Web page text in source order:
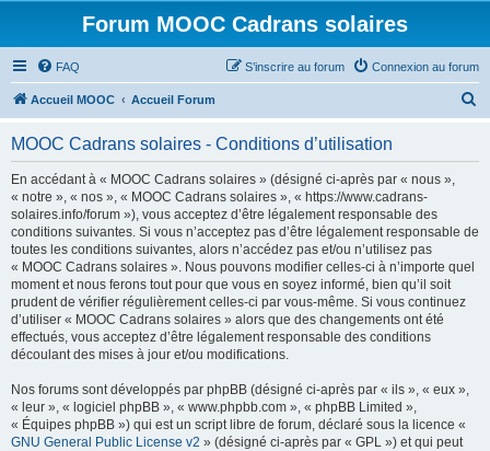
Forum MOOC Cadrans solaires
FAQ Connexion au forum
S’inscrire au forum
Accueil MOOC Accueil Forum
MOOC Cadrans solaires - Conditions d’utilisation
En accédant à « MOOC Cadrans solaires » (désigné ci-après par « nous »,
« notre », « nos », « MOOC Cadrans solaires », « https://www.cadrans-
solaires.info/forum »), vous acceptez d’être légalement responsable des
conditions suivantes. Si vous n’acceptez pas d’être légalement responsable de
toutes les conditions suivantes, alors n’accédez pas et/ou n’utilisez pas
« MOOC Cadrans solaires ». Nous pouvons modifier celles-ci à n’importe quel
moment et nous ferons tout pour que vous en soyez informé, bien qu’il soit
prudent de vérifier régulièrement celles-ci par vous-même. Si vous continuez
d’utiliser « MOOC Cadrans solaires » alors que des changements ont été
effectués, vous acceptez d’être légalement responsable des conditions
découlant des mises à jour et/ou modifications.
Nos forums sont développés par phpBB (désigné ci-après par « ils », « eux »,
« leur », « logiciel phpBB », « www.phpbb.com », « phpBB Limited »,
« Équipes phpBB ») qui est un script libre de forum, déclaré sous la licence «
GNU General Public License v2 » (désigné ci-après par « GPL ») et qui peut